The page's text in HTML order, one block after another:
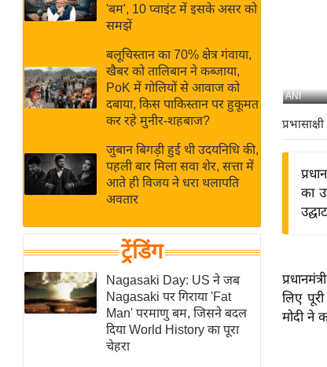
Hindi
Hindi
Videos
बजट
क्रिकेट
IPL
2026
ई-पेपर
मिसाल बेमिसाल
शख्सियत
यंग इंडिया
साहित्य जगत
ऑटो वर्ल्ड
न्यूज ब्रीफ
मनोरंजन जगत
बॉलीवुड
'बम', 10 प्वाइंट में इसके असर को
समझें
बलूचिस्तान का 70% क्षेत्र गंवाया,
खैबर को तालिबान ने कब्जाया,
PoK में गोलियों से आवाज को
दबाया, किस पाकिस्तान पर हुकूमत
कर रहे मुनीर-शहबाज?
जुबान बिगड़ी हुई थी उदयनिधि की,
पहली बार मिला सवा शेर, सत्ता में
आते ही विजय ने धरा थलापति
अवतार
ट्रेंडिंग
Nagasaki Day: US ने जब
Nagasaki पर गिराया 'Fat
Man' परमाणु बम, जिसने बदल
दिया World History का पूरा
चेहरा
ANI
का
लिए
मोदी ने